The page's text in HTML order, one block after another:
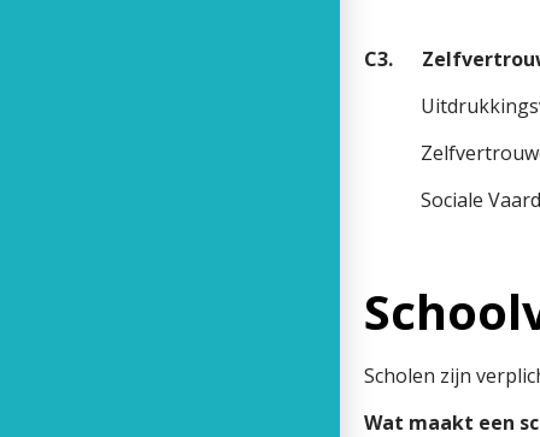
C3.
Sociale
Scholen zijn
Wat maakt een